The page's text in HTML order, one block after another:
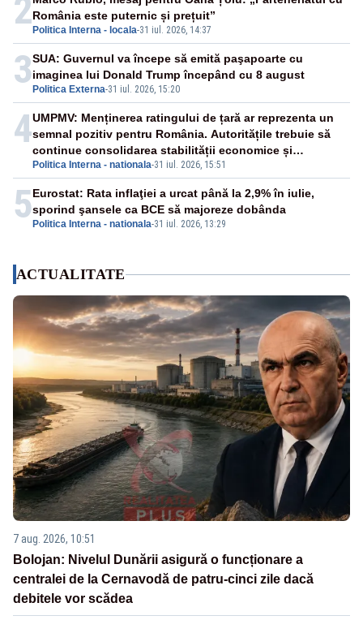
2 Politica Interna - locala-31 iul. 2026, 14:37
România este puternic și prețuit”
3 Politica Externa-31 iul. 2026, 15:20
SUA: Guvernul va începe să emită paşapoarte cu
imaginea lui Donald Trump începând cu 8 august
4
Politica Interna - nationala-31 iul. 2026, 15:51
UMPMV: Menținerea ratingului de țară ar reprezenta un
semnal pozitiv pentru România. Autoritățile trebuie să
continue consolidarea stabilității economice și
financiare
5 Politica Interna - nationala-31 iul. 2026, 13:29
Eurostat: Rata inflaţiei a urcat până la 2,9% în iulie,
sporind şansele ca BCE să majoreze dobânda
ACTUALITATE
7 aug. 2026, 10:51
Bolojan: Nivelul Dunării asigură o funcționare a
centralei de la Cernavodă de patru-cinci zile dacă
debitele vor scădea